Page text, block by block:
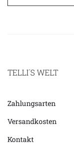
TELLI´S WELT
Zahlungsarten
Versandkosten
Kontakt